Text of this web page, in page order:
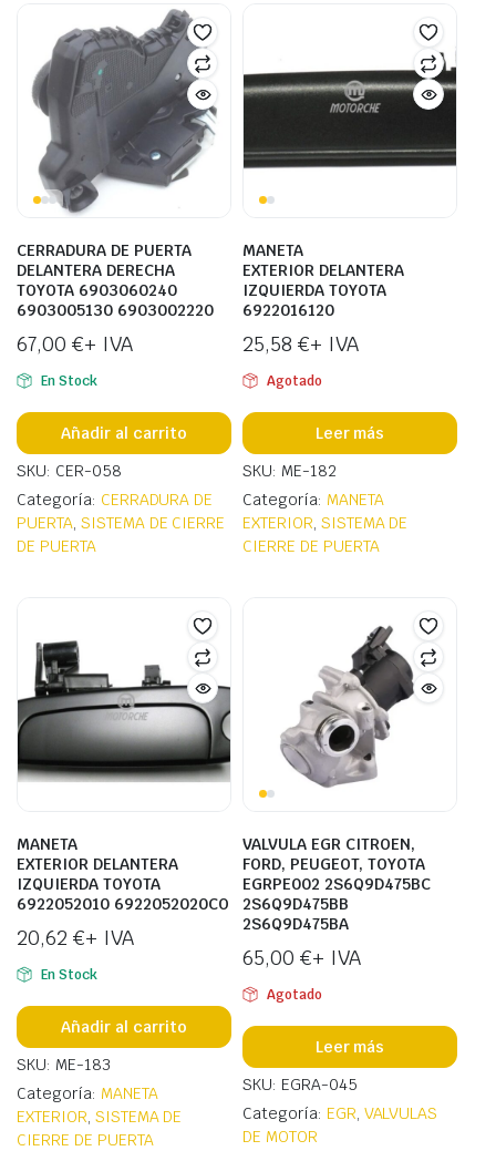
CERRADURA DE PUERTA
DELANTERA DERECHA
TOYOTA 6903060240
6903005130 6903002220
67,00 €+ IVA
En Stock
Añadir al carrito
SKU: CER-058
Categoría: CERRADURA DE
PUERTA, SISTEMA DE CIERRE
DE PUERTA
MANETA
EXTERIOR DELANTERA
IZQUIERDA TOYOTA
6922016120
25,58 €+ IVA
Agotado
Leer más
SKU: ME-182
Categoría: MANETA
EXTERIOR, SISTEMA DE
CIERRE DE PUERTA
MANETA
EXTERIOR DELANTERA
IZQUIERDA TOYOTA
6922052010 6922052020CO
20,62 €+ IVA
En Stock
Añadir al carrito
SKU: ME-183
Categoría: MANETA
EXTERIOR, SISTEMA DE
CIERRE DE PUERTA
VALVULA EGR CITROEN,
FORD, PEUGEOT, TOYOTA
EGRPE002 2S6Q9D475BC
2S6Q9D475BB
2S6Q9D475BA
65,00 €+ IVA
Agotado
Leer más
SKU: EGRA-045
Categoría: EGR, VALVULAS
DE MOTOR